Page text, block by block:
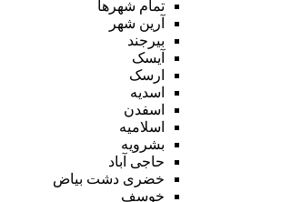
تمام شهر‌ها
آرین شهر
بیرجند
آیسک
ارسک
اسدیه
اسفدن
اسلامیه
بشرویه
حاجی آباد
خضری دشت بیاض
خوسف